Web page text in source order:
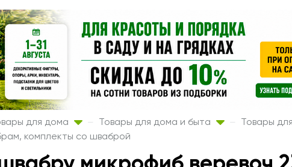
для дома Товары для дома и быта
Товары
комплекты со шваброй